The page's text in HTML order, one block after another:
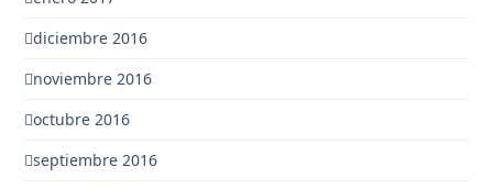
diciembre 2016
noviembre 2016
octubre 2016
septiembre 2016